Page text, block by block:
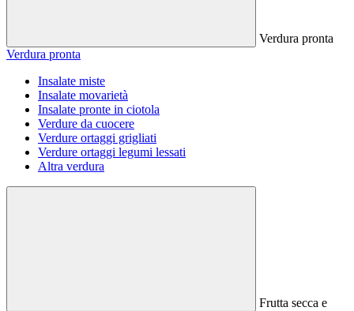
Verdura pronta
Verdura pronta
Insalate miste
Insalate movarietà
Insalate pronte in ciotola
Verdure da cuocere
Verdure ortaggi grigliati
Verdure ortaggi legumi lessati
Altra verdura
Frutta secca e